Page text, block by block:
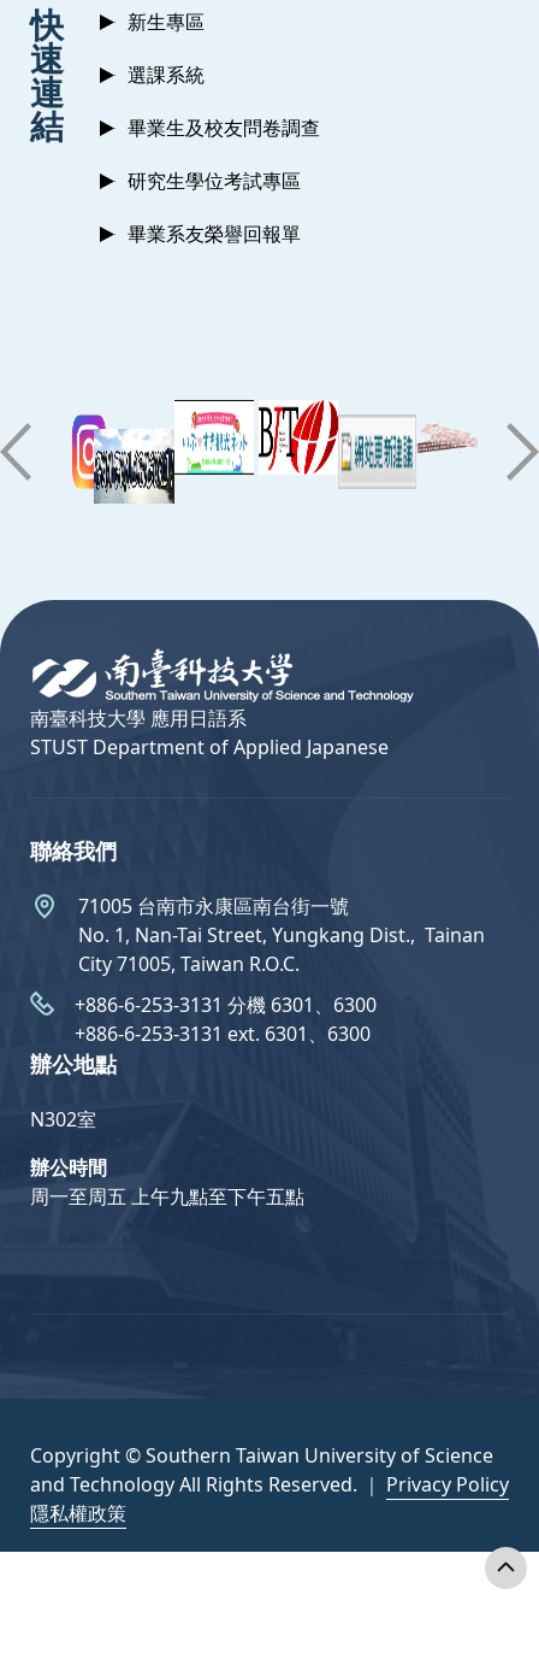
快
速
連
結
新生專區
選課系統
畢業生及校友問卷調查
研究生學位考試專區
畢業系友榮譽回報單
南臺科技大學 應用日語系
STUST Department of Applied Japanese
聯絡我們
71005 台南市永康區南台街一號
No. 1, Nan-Tai Street, Yungkang Dist.,  Tainan
City 71005, Taiwan R.O.C.
+886-6-253-3131 分機 6301、6300
+886-6-253-3131 ext. 6301、6300
辦公地點
N302室
辦公時間
周一至周五 上午九點至下午五點
Copyright © Southern Taiwan University of Science
and Technology All Rights Reserved. ｜ Privacy Policy
隱私權政策